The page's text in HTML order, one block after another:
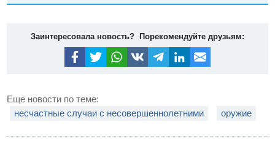
Заинтересовала новость? Порекомендуйте друзьям:
Еще новости по теме:
несчастные случаи с несовершеннолетними
оружие